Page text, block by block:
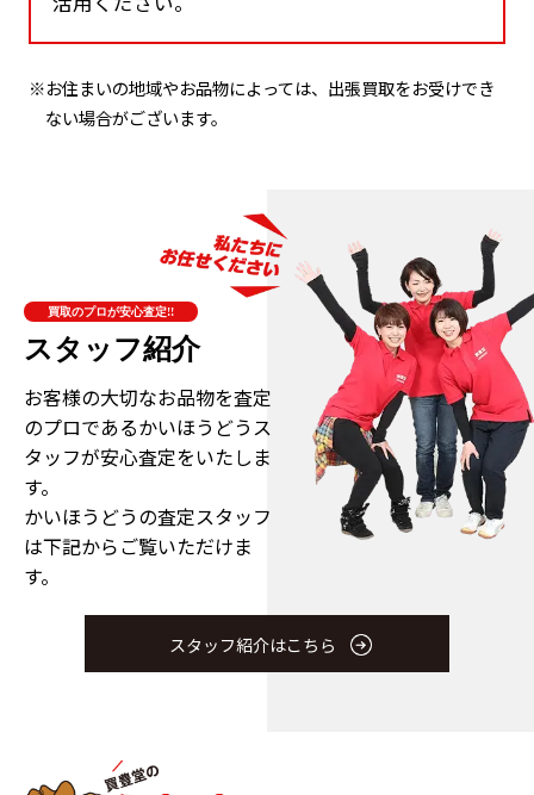
※お住まいの地域やお品物によっては、出張買取をお受けでき
ない場合がございます。
買取のプロが安心査定!!
スタッフ紹介
お客様の大切なお品物を査定
のプロであるかいほうどうス
タッフが安心査定をいたしま
す。
かいほうどうの査定スタッフ
は下記からご覧いただけま
す。
スタッフ紹介はこちら